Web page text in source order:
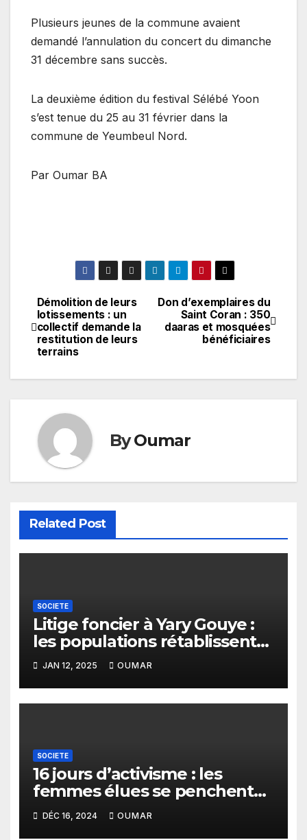
Plusieurs jeunes de la commune avaient
demandé l’annulation du concert du dimanche
31 décembre sans succès.
La deuxième édition du festival Sélébé Yoon
s’est tenue du 25 au 31 février dans la
commune de Yeumbeul Nord.
Par Oumar BA
Navigation
de
Don d’exemplaires du
Saint Coran : 350
daaras et mosquées
bénéficiaires
Démolition de leurs
lotissements : un
collectif demande la
restitution de leurs
terrains
ByOumar
Related Post
SOCIETE
Litige foncier à Yary Gouye :
les populations rétablissent
la vérité
JAN 12, 2025 OUMAR
SOCIETE
16 jours d’activisme : les
femmes élues se penchent
sur les violences faites aux
filles et aux femmes
DÉC 16, 2024 OUMAR